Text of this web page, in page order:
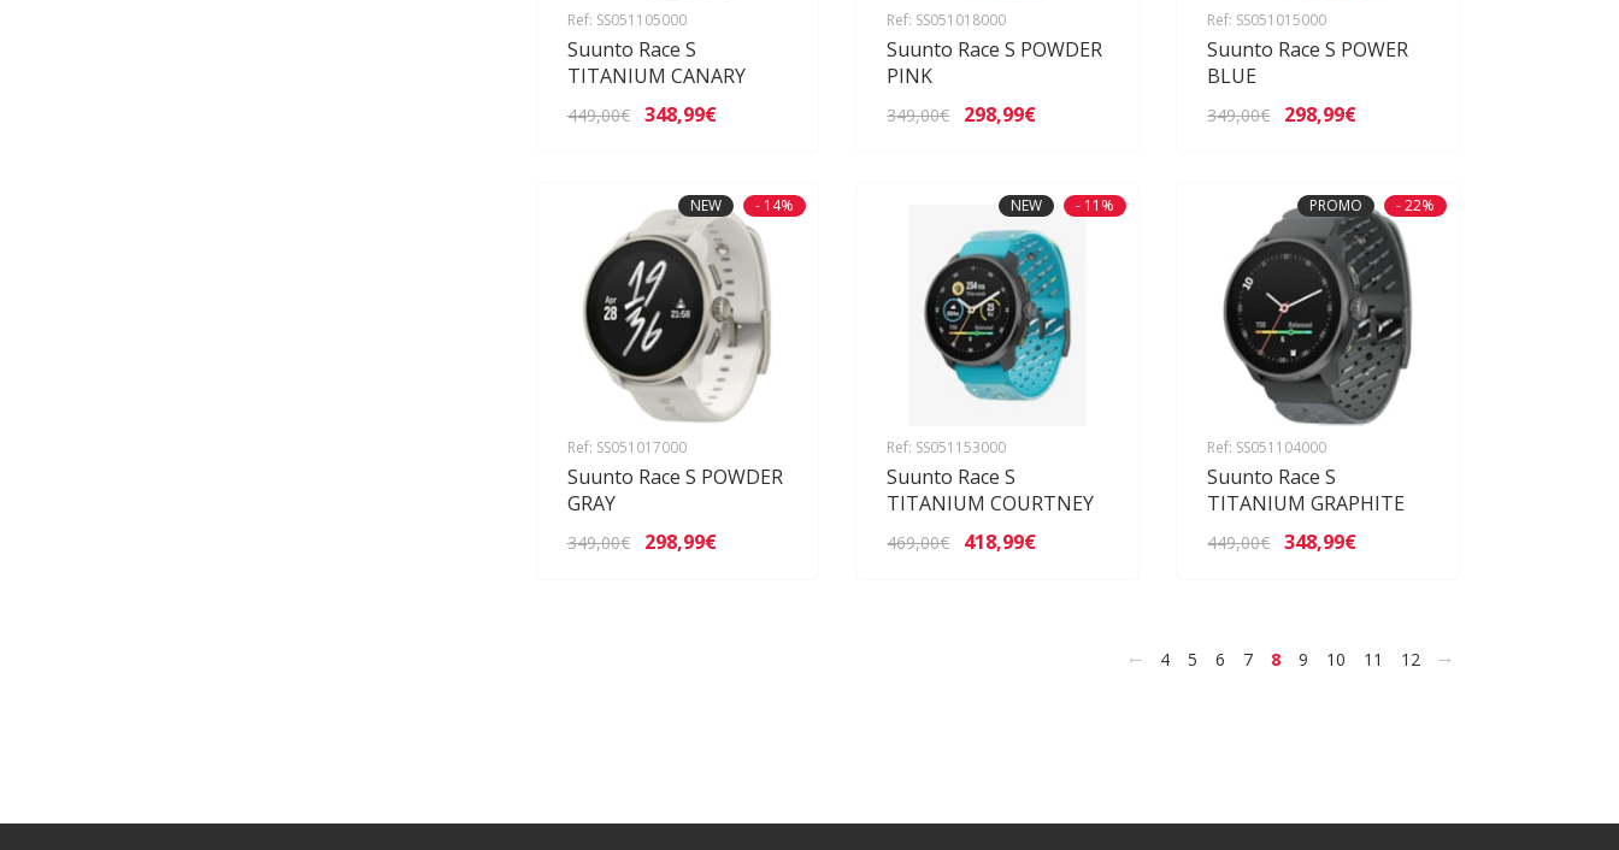
Ref: SS051105000
Suunto Race S
TITANIUM CANARY
449,00€ 348,99€
Ref: SS051018000
Suunto Race S POWDER
PINK
349,00€ 298,99€
Ref: SS051015000
Suunto Race S POWER
BLUE
349,00€ 298,99€
NEW - 14%
Ref: SS051017000
Suunto Race S POWDER
GRAY
349,00€ 298,99€
NEW - 11%
Ref: SS051153000
Suunto Race S
TITANIUM COURTNEY
469,00€ 418,99€
PROMO - 22%
Ref: SS051104000
Suunto Race S
TITANIUM GRAPHITE
449,00€ 348,99€
< 4 5 6 7 8 9 10 11 12 >